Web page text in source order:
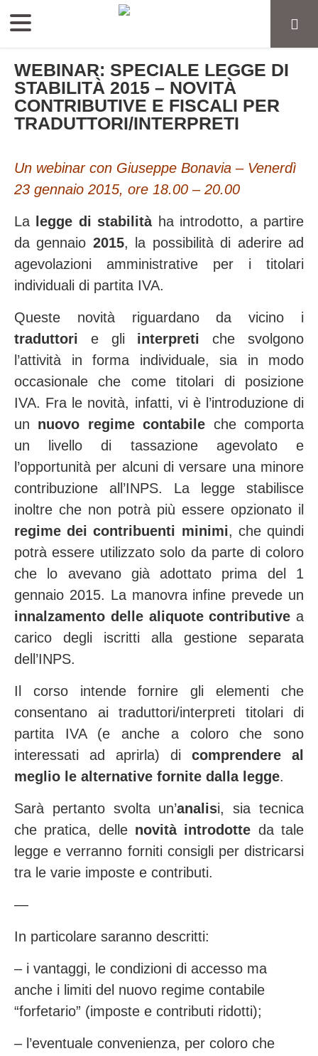
WEBINAR: SPECIALE LEGGE DI
STABILITÀ 2015 – NOVITÀ
CONTRIBUTIVE E FISCALI PER
TRADUTTORI/INTERPRETI
Un webinar con Giuseppe Bonavia – Venerdì
23 gennaio 2015, ore 18.00 – 20.00
La legge di stabilitàha introdotto, a partire
da gennaio 2015, la possibilità di aderire ad
agevolazioni amministrative per i titolari
individuali di partita IVA.
Queste novità riguardano da vicino i
traduttori e gli interpreti che svolgono
l’attività in forma individuale, sia in modo
occasionale che come titolari di posizione
IVA. Fra le novità, infatti, vi è l’introduzione di
un nuovo regime contabile che comporta
un livello di tassazione agevolato e
l’opportunità per alcuni di versare una minore
contribuzione all’INPS. La legge stabilisce
inoltre che non potrà più essere opzionato il
regime dei contribuenti minimi, che quindi
potrà essere utilizzato solo da parte di coloro
che lo avevano già adottato prima del 1
gennaio 2015. La manovra infine prevede un
innalzamento delle aliquote contributive a
carico degli iscritti alla gestione separata
dell’INPS.
Il corso intende fornire gli elementi che
consentano ai traduttori/interpreti titolari di
partita IVA (e anche a coloro che sono
interessati ad aprirla) di comprendere al
meglio le alternative fornite dalla legge.
Sarà pertanto svolta un’analisi, sia tecnica
che pratica, delle novità introdotte da tale
legge e verranno forniti consigli per districarsi
tra le varie imposte e contributi.
—
In particolare saranno descritti:
– i vantaggi, le condizioni di accesso ma
anche i limiti del nuovo regime contabile
“forfetario” (imposte e contributi ridotti);
– l’eventuale convenienza, per coloro che